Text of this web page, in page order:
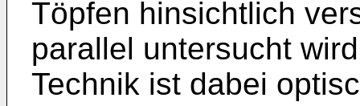
Töpfen hinsichtlich
parallel untersucht
Technik ist dabei